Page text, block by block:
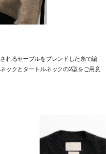
れるセーブルをブレンドした糸で編
ックとタートルネックの2型をご用意